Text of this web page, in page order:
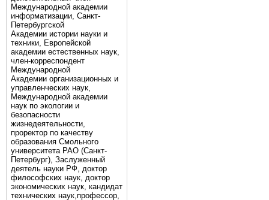
Международной академии
информатизации, Санкт-
Петербургской
Академии истории науки и
техники, Европейской
академии естественных наук,
член-корреспондент
Международной
Академии организационных и
управленческих наук,
Международной академии
наук по экологии и
безопасности
жизнедеятельности,
проректор по качеству
образования Смольного
университета РАО (Санкт-
Петербург), Заслуженный
деятель науки РФ, доктор
философских наук, доктор
экономических наук, кандидат
технических наук,профессор,